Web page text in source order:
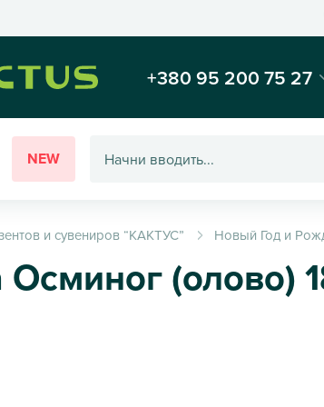
свой город
Интернет-магазин подарков и
+380 95 200 75 27
NEW
и сувениров “КАКТУС” Новый Год и
(олово)